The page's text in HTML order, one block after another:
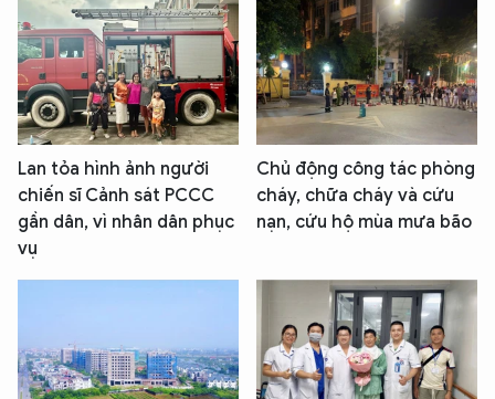
Lan tỏa hình ảnh người
chiến sĩ Cảnh sát PCCC
gần dân, vì nhân dân phục
vụ
Chủ động công tác phòng
cháy, chữa cháy và cứu
nạn, cứu hộ mùa mưa bão